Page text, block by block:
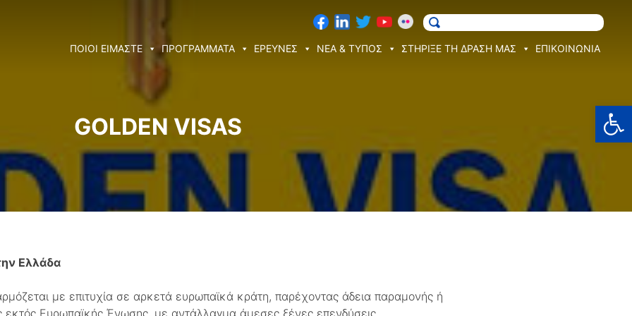
ΠΟΙΟΙ ΕΙΜΑΣΤΕ ΠΡΟΓΡΑΜΜΑΤΑ ΕΡΕΥΝΕΣ ΝΕΑ & ΤΥΠΟΣ ΣΤΗΡΙΞΕ ΤΗ ΔΡΑΣΗ ΜΑΣ ΕΠΙΚΟΙΝΩΝΙΑ
GOLDEN VISAS
Ελλάδα
με επιτυχία σε αρκετά ευρωπαϊκά κράτη, παρέχοντας άδεια παραμονής ή
εκτός Ευρωπαϊκής Ένωσης, με αντάλλαγμα άμεσες ξένες επενδύσεις.